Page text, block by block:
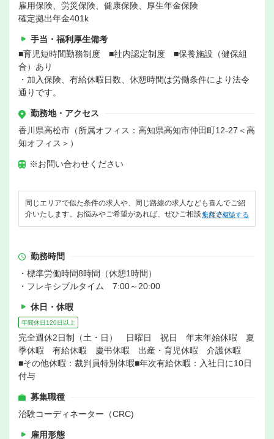
雇用保険、労災保険、健康保険、厚生年金保険
確定拠出年金401k
手当・福利厚生備考
■育児短時間勤務制度 ■社内認定制度 ■保養施設（健保組
合）あり
・加入保険、有給休暇日数、休憩時間は労働条件により法令
通りです。
勤務地・アクセス
香川県高松市（所属オフィス：高知県高知市仲田町12-27＜高
知オフィス＞）
※お問い合わせください
同じエリアで似た条件の求人や、同じ路線の求人なども喜んでご紹
介いたします。お悩みやご希望があれば、ぜひご相談ください。
無料で相談する
勤務時間
・標準労働時間8時間（休憩1時間）
・フレキシブルタイム 7:00～20:00
休日・休暇
年間休日120日以上
完全週休2日制（土・日） 日曜日 祝日 年末年始休暇 夏
季休暇 有給休暇 慶弔休暇 出産・育児休暇 介護休暇
■その他休暇：裁判員特別休暇■年次有給休暇：入社日に10日
付与
募集職種
治験コーディネーター（CRC)
雇用形態